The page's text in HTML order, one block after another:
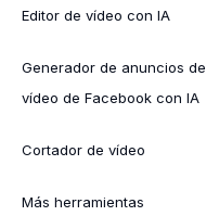
Editor de vídeo con IA
Generador de anuncios de
vídeo de Facebook con IA
Cortador de vídeo
Más herramientas